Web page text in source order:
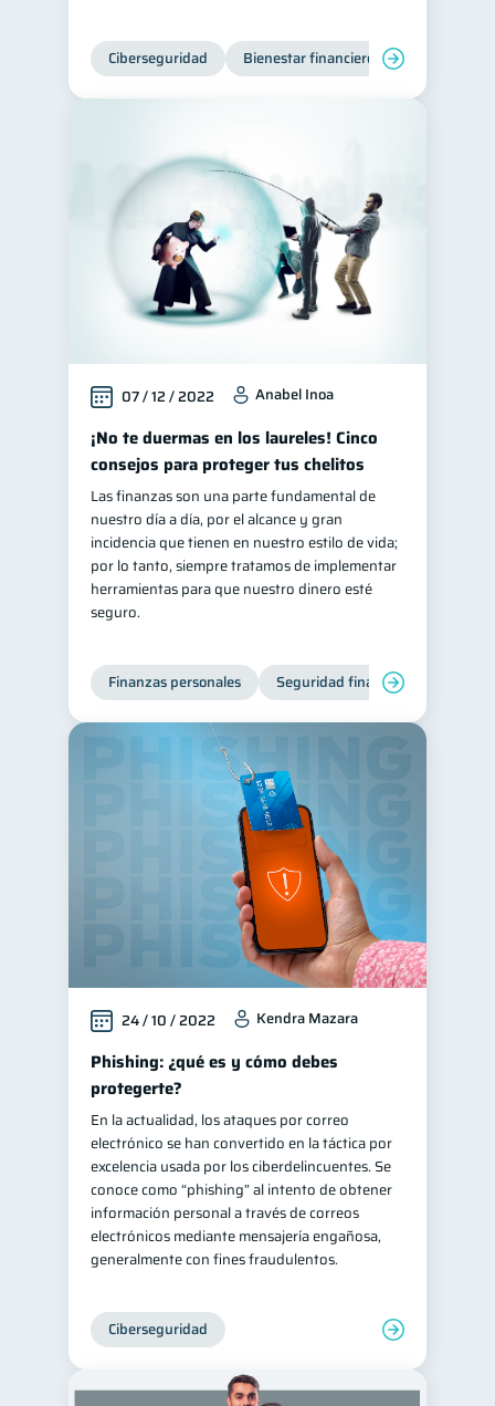
Ciberseguridad Bienestar financiero
07 / 12 / 2022 Anabel Inoa
¡No te duermas en los laureles! Cinco
consejos para proteger tus chelitos
Las finanzas son una parte fundamental de
nuestro día a día, por el alcance y gran
incidencia que tienen en nuestro estilo de vida;
por lo tanto, siempre tratamos de implementar
herramientas para que nuestro dinero esté
seguro.
Finanzas personales Seguridad financiera
24 / 10 / 2022 Kendra Mazara
Phishing: ¿qué es y cómo debes
protegerte?
En la actualidad, los ataques por correo
electrónico se han convertido en la táctica por
excelencia usada por los ciberdelincuentes. Se
conoce como “phishing” al intento de obtener
información personal a través de correos
electrónicos mediante mensajería engañosa,
generalmente con fines fraudulentos.
Ciberseguridad